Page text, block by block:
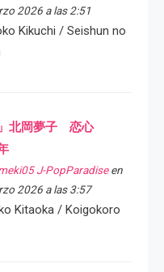
2026 a las 2:51
Kikuchi / Seishun no
」北岡夢子 恋心
J-PopParadiseen
2026 a las 3:57
Kitaoka / Koigokoro